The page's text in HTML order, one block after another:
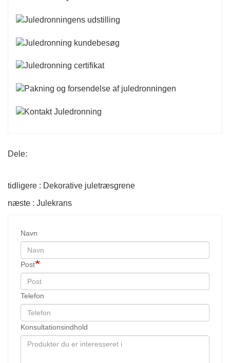
Dele:
tidligere : Dekorative juletræsgrene
næste : Julekrans
Navn
Post
Telefon
Konsultationsindhold